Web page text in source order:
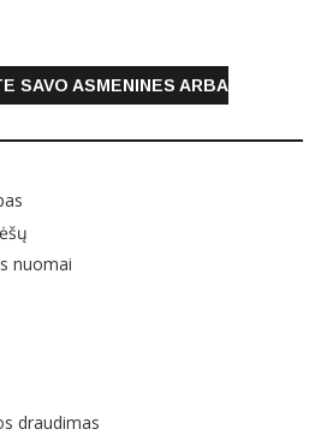
SAVO ASMENINES ARBA
nuomai
draudimas